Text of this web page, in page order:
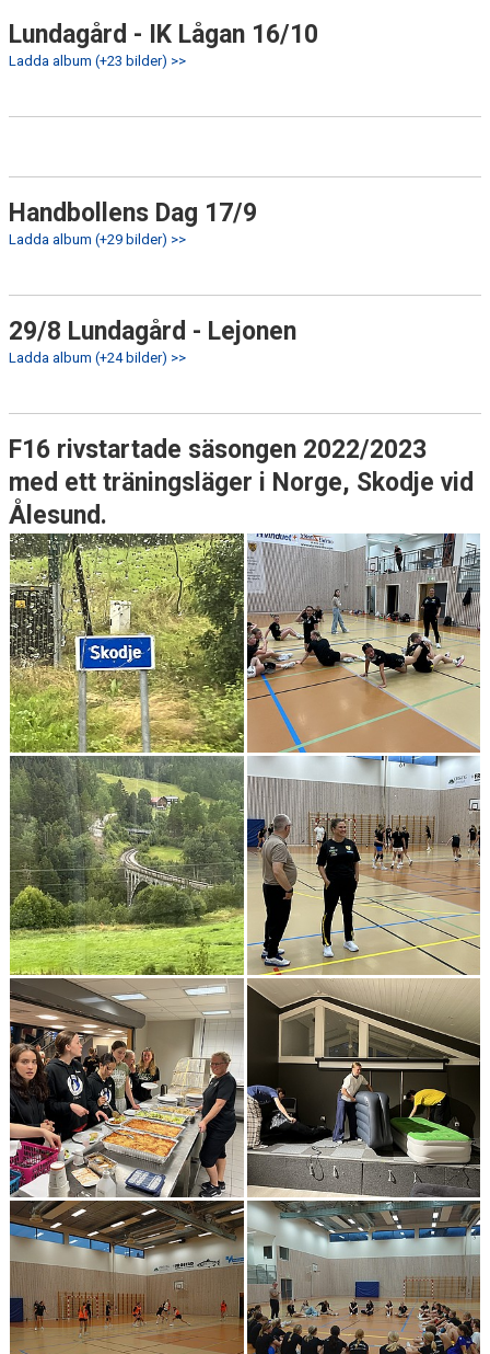
Lundagård - IK Lågan 16/10
Ladda album (+23 bilder) >>
Handbollens Dag 17/9
Ladda album (+29 bilder) >>
29/8 Lundagård - Lejonen
Ladda album (+24 bilder) >>
F16 rivstartade säsongen 2022/2023
med ett träningsläger i Norge, Skodje vid
Ålesund.